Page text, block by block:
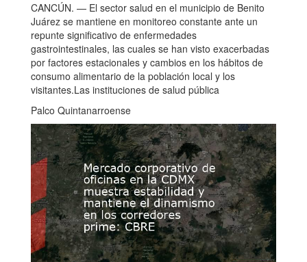
CANCÚN. — El sector salud en el municipio de Benito
Juárez se mantiene en monitoreo constante ante un
repunte significativo de enfermedades
gastrointestinales, las cuales se han visto exacerbadas
por factores estacionales y cambios en los hábitos de
consumo alimentario de la población local y los
visitantes.Las instituciones de salud pública
Palco Quintanarroense